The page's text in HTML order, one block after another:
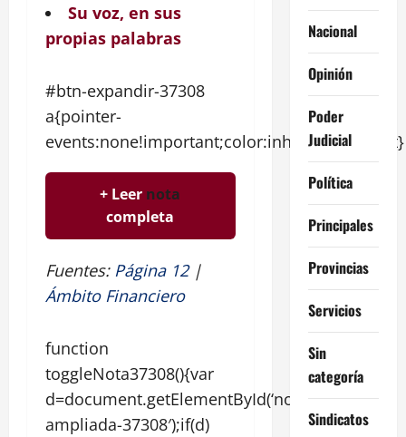
Su voz, en sus
propias palabras
#btn-expandir-37308
a{pointer-
events:none!important;color:inherit!important}
+ Leer nota
completa
Fuentes: Página 12|
Ámbito Financiero
function
toggleNota37308(){var
d=document.getElementById(‘nota-
ampliada-37308′);if(d)
Nacional
Opinión
Poder
Judicial
Política
Principales
Provincias
Servicios
Sin
categoría
Sindicatos